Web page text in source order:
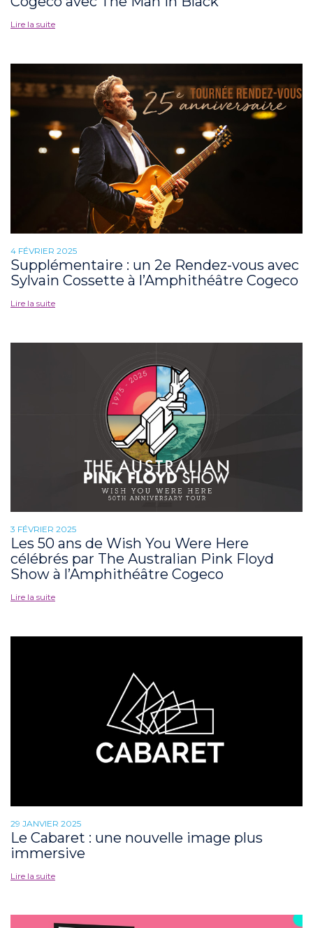
Lire la suite
4 FÉVRIER 2025
Supplémentaire : un 2e Rendez-vous avec
Sylvain Cossette à l’Amphithéâtre Cogeco
Lire la suite
3 FÉVRIER 2025
Les 50 ans de Wish You Were Here
célébrés par The Australian Pink Floyd
Show à l’Amphithéâtre Cogeco
Lire la suite
29 JANVIER 2025
Le Cabaret : une nouvelle image plus
immersive
Lire la suite